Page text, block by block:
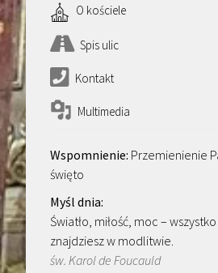
O kościele
Spis ulic
Kontakt
Multimedia
Przemienienie
święto
Światło, miłość, moc –
znajdziesz w modlitwie.
św. Karol de Foucauld